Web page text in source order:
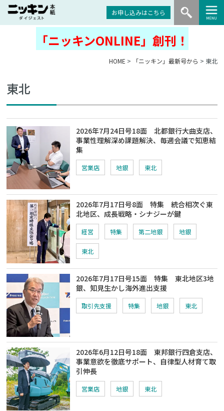
お申し込みはこちら
「ニッキンONLINE」創刊！
HOME > 「ニッキン」最新号から > 東北
東北
2026年7月24日号18面 北都銀行大曲支店、
事業性理解深め課題解決、毎週会議で知恵結
集
営業店 地銀 東北
2026年7月17日号8面 特集 統合相次ぐ東
北地区、成長戦略・シナジーが鍵
経営 特集 第二地銀 地銀
東北
2026年7月17日号15面 特集 東北地区3地
銀、知見生かし海外進出支援
取引先支援 特集 地銀 東北
2026年6月12日号18面 東邦銀行四倉支店、
事業意欲を徹底サポート、自律型人材育て取
引伸長
営業店 地銀 東北